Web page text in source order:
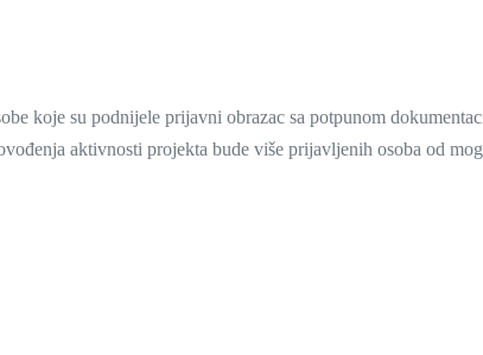
koje su podnijele prijavni obrazac sa potpunom
aktivnosti projekta bude više prijavljenih osoba od